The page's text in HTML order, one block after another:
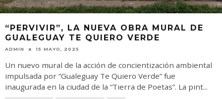
“PERVIVIR”, LA NUEVA OBRA MURAL DE
GUALEGUAY TE QUIERO VERDE
ADMIN 15 MAYO, 2025
Un nuevo mural de la acción de concientización ambiental
impulsada por “Gualeguay Te Quiero Verde” fue
inaugurada en la ciudad de la “Tierra de Poetas”. La pint...